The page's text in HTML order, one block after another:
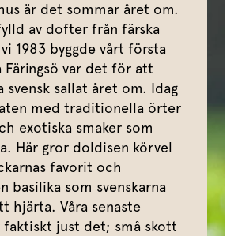
är det sommar året om.
av dofter från färska
1983 byggde vårt första
Färingsö var det för att
svensk sallat året om. Idag
med traditionella örter
exotiska smaker som
Här gror doldisen körvel
favorit och
basilika som svenskarna
hjärta. Våra senaste
just det; små skott